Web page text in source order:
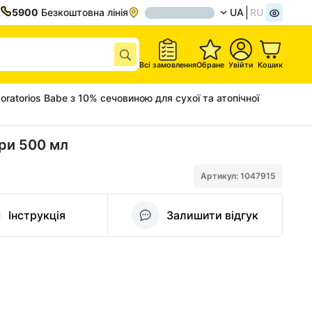
5900 Безкоштовна лінія UA RU
Всі замовленняОбране Увійти Кошик
Babe з 10% сечовиною для сухої та атопічної
500 мл
Артикул: 1047915
Інструкція Залишити відгук